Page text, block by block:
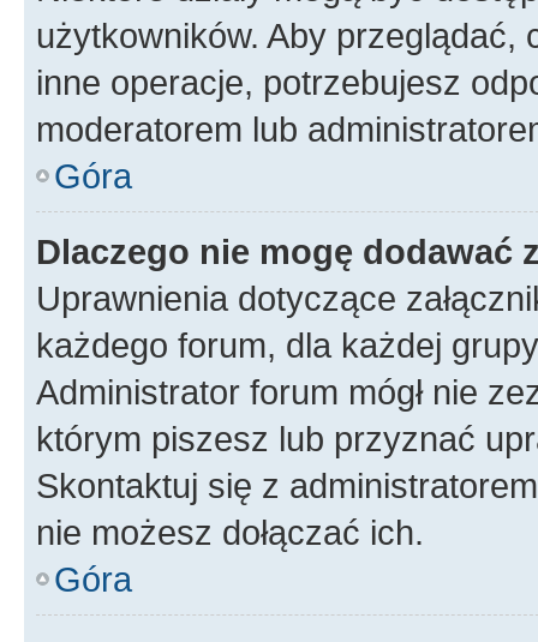
użytkowników. Aby
inne operacje, potrzebujesz
moderatorem lub
Góra
Dlaczego nie mogę dodawać
Uprawnienia dotyczące
każdego forum, dla każdej
Administrator forum mógł nie
którym piszesz lub przyznać
Skontaktuj się z
nie możesz dołączać ich.
Góra